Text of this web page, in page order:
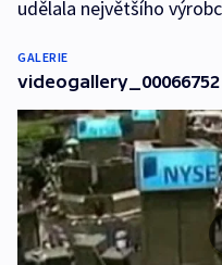
udělala největšího
GALERIE
videogallery_00066752